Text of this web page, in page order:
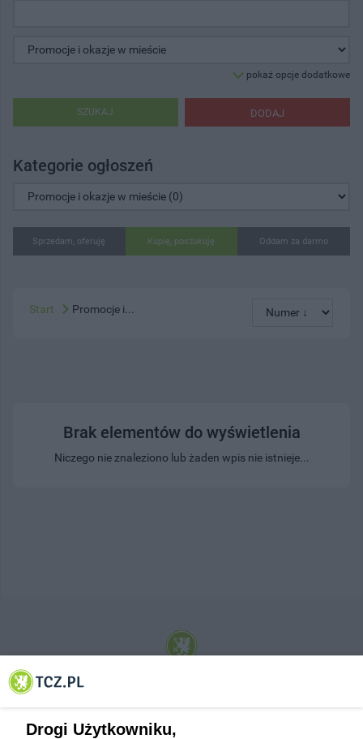
pokaż opcje dodatkowe
DODAJ
SZUKAJ
Kategorie ogłoszeń
Sprzedam, oferuję Kupię, poszukuję Oddam za darmo
Start Promocje i...
Brak elementów do wyświetlenia
Niczego nie znaleziono lub żaden wpis nie istnieje...
© 2001-2026 Tczew - TCZ.PL Sp. z o.o. Internetowy Serwis Informacyjny Miasta
Drogi Użytkowniku,